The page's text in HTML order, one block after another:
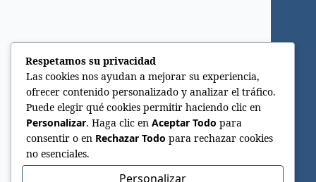
Respetamos su privacidad
Las cookies nos ayudan a mejorar su experiencia,
ofrecer contenido personalizado y analizar el tráfico.
Puede elegir qué cookies permitir haciendo clic en
Personalizar. Haga clic en Aceptar Todo para
consentir o en Rechazar Todo para rechazar cookies
no esenciales.
Personalizar